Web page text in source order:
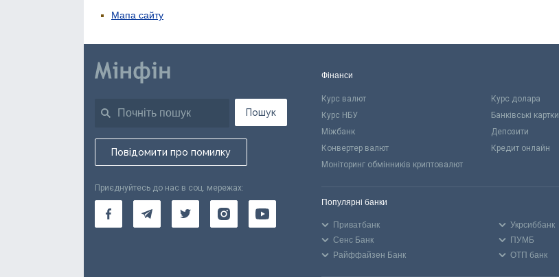
Мапа сайту
Пошук
Повідомити про помилку
Приєднуйтесь до нас в соц. мережах:
Фінанси
Курс валют Курс долара
Курс НБУ
Банківські картки
Міжбанк
Депозити
Конвертер валют
Кредит онлайн
Моніторинг обмінників криптовалют
Популярні банки
Приватбанк Укрсиббанк
Сенс Банк
ПУМБ
Райффайзен Банк
ОТП банк